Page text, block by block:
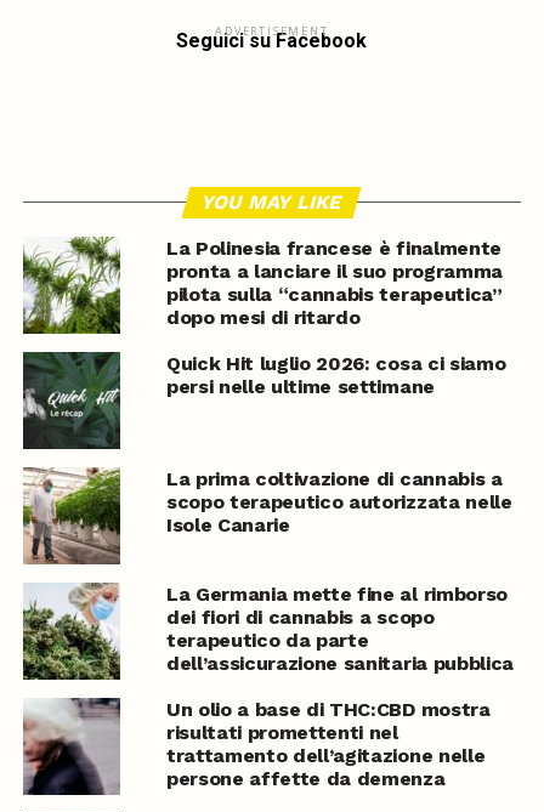
ADVERTISEMENT
Seguici su Facebook
YOU MAY LIKE
La Polinesia francese è finalmente
pronta a lanciare il suo programma
pilota sulla “cannabis terapeutica”
dopo mesi di ritardo
Quick Hit luglio 2026: cosa ci siamo
persi nelle ultime settimane
La prima coltivazione di cannabis a
scopo terapeutico autorizzata nelle
Isole Canarie
La Germania mette fine al rimborso
dei fiori di cannabis a scopo
terapeutico da parte
dell’assicurazione sanitaria pubblica
Un olio a base di THC:CBD mostra
risultati promettenti nel
trattamento dell’agitazione nelle
persone affette da demenza